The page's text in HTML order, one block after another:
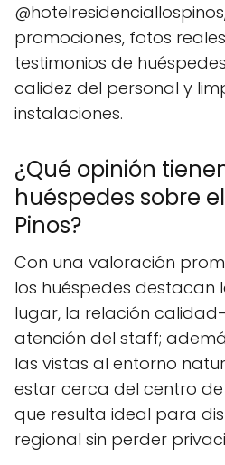
promociones, fotos
testimonios de
calidez del personal y
instalaciones.
¿Qué opinión
huéspedes sobre
Pinos?
Con una valoración
los huéspedes destacan
lugar, la relación
atención del staff;
las vistas al entorno
estar cerca del centro
que resulta ideal para
regional sin perder